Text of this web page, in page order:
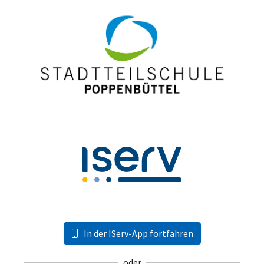
In der IServ-App fortfahren